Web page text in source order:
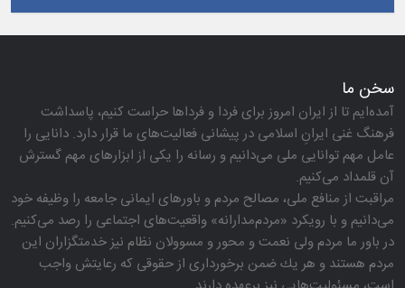
سخن ما
آمده‌ایم تا از ایران امروز برای فردا و فرداها حراست كنیم، پاسداشت
فرهنگ غنی ایرانِ اسلامی در پیشانی فعالیت‌های ما قرار دارد. دانایی را
عامل مهم توانایی ملی می‌دانیم و رسانه را یكی از ابزارهای مهم گسترش
آن قلمداد می‌كنیم.
مراقبت از منافع ملی، مصالح مردم و باورهای ایمانی جامعه را وظیفه خود
می‌دانیم و با رویكرد «مردم‌مدارانه‌» واقعیت‌های اجتماعی را رصد می‌كنیم.
در باور ما مردم ولی نعمت و محور و مسوولان نظام نیز خدمتگزاران این
مردم هستند و هر یك ضمن برخورداری از حقوقی كه رعایتش واجب